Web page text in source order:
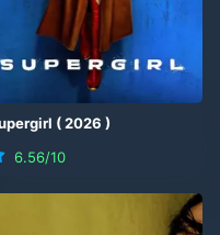
(2026 )
6.56/10